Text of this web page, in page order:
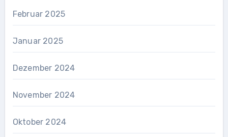
Februar 2025
Januar 2025
Dezember 2024
November 2024
Oktober 2024